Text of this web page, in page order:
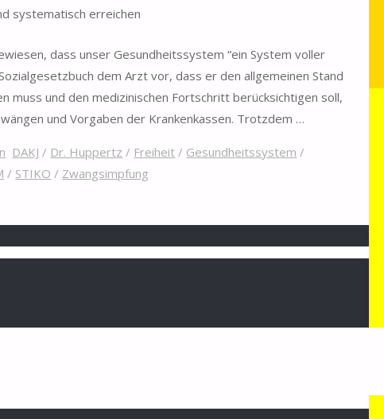
systematisch erreichen
dass unser Gesundheitssystem “ein System voller
dem Arzt vor, dass er den allgemeinen Stand
muss und den medizinischen Fortschritt berücksichtigen soll,
und Vorgaben der Krankenkassen. Trotzdem …
DAKJ / Dr. Huppertz / Freiheit / Gesundheitssystem /
/ STIKO / Zwangsimpfung